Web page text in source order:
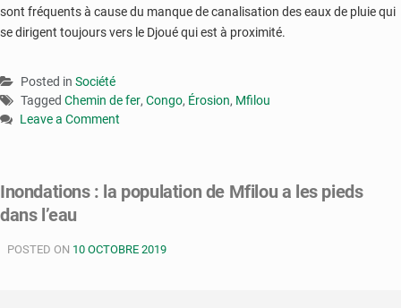
sont fréquents à cause du manque de canalisation des eaux de pluie qui
se dirigent toujours vers le Djoué qui est à proximité.
Posted in Société
Tagged Chemin de fer, Congo, Érosion, Mfilou
Leave a Comment
le
chemin
fer
Inondations : la population de Mfilou a les pieds
dans l’eau
POSTED ON 10 OCTOBRE 2019